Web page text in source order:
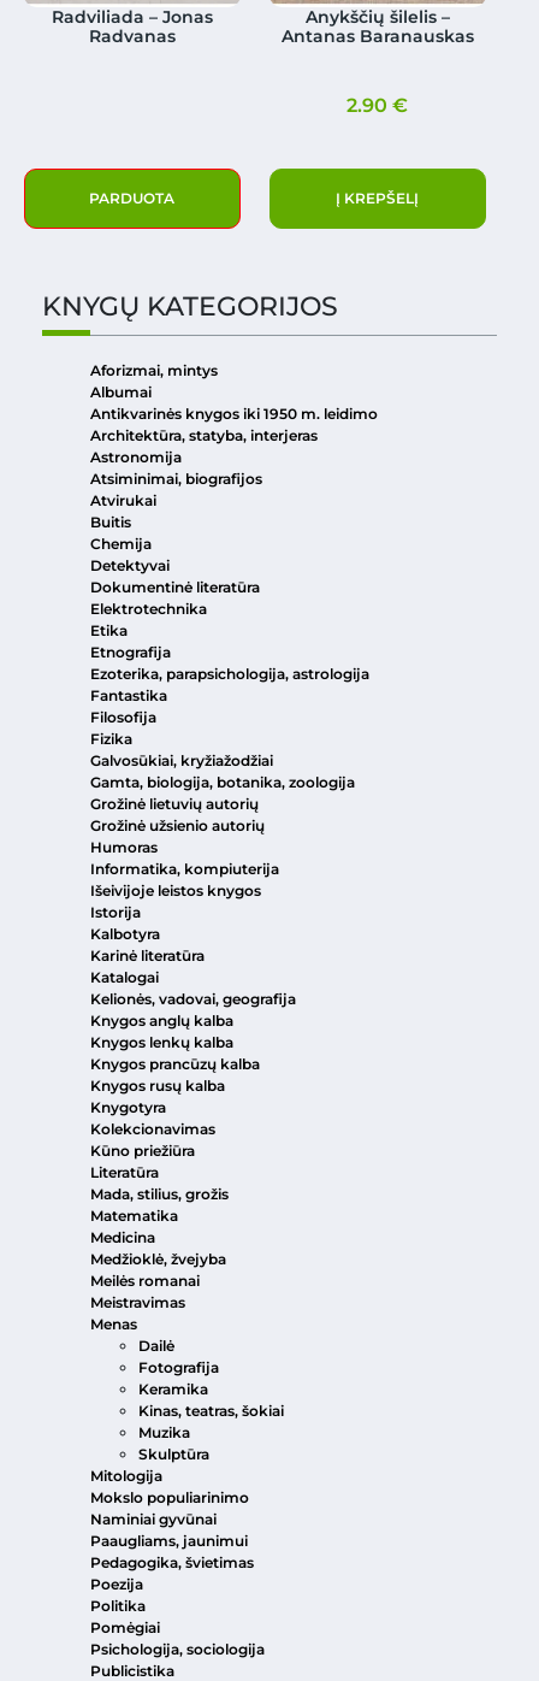
Radviliada – Jonas
Radvanas
PARDUOTA
Anykščių šilelis –
Antanas Baranauskas
2.90€
Į KREPŠELĮ
KNYGŲ KATEGORIJOS
Aforizmai, mintys
Albumai
Antikvarinės knygos iki 1950 m. leidimo
Architektūra, statyba, interjeras
Astronomija
Atsiminimai, biografijos
Atvirukai
Buitis
Chemija
Detektyvai
Dokumentinė literatūra
Elektrotechnika
Etika
Etnografija
Ezoterika, parapsichologija, astrologija
Fantastika
Filosofija
Fizika
Galvosūkiai, kryžiažodžiai
Gamta, biologija, botanika, zoologija
Grožinė lietuvių autorių
Grožinė užsienio autorių
Humoras
Informatika, kompiuterija
Išeivijoje leistos knygos
Istorija
Kalbotyra
Karinė literatūra
Katalogai
Kelionės, vadovai, geografija
Knygos anglų kalba
Knygos lenkų kalba
Knygos prancūzų kalba
Knygos rusų kalba
Knygotyra
Kolekcionavimas
Kūno priežiūra
Literatūra
Mada, stilius, grožis
Matematika
Medicina
Medžioklė, žvejyba
Meilės romanai
Meistravimas
Menas
Dailė
Fotografija
Keramika
Kinas, teatras, šokiai
Muzika
Skulptūra
Mitologija
Mokslo populiarinimo
Naminiai gyvūnai
Paaugliams, jaunimui
Pedagogika, švietimas
Poezija
Politika
Pomėgiai
Psichologija, sociologija
Publicistika